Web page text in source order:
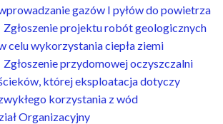
gazów I pyłów do powietrza
Zgłoszenie projektu robót geologicznych
celu wykorzystania ciepła ziemi
Zgłoszenie przydomowej oczyszczalni
której eksploatacja dotyczy
korzystania z wód
Organizacyjny